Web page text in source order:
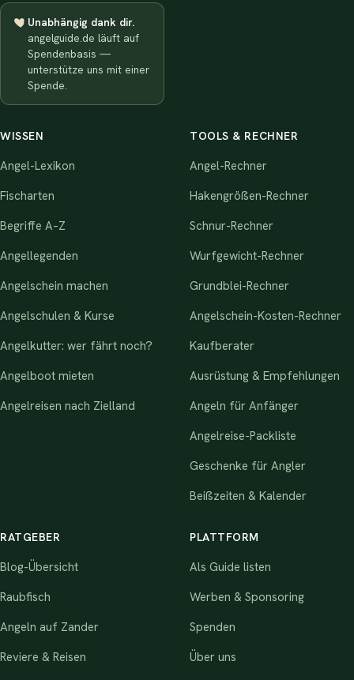
Unabhängig dank dir.
angelguide.de läuft auf
Spendenbasis —
unterstütze uns mit einer
Spende.
WISSEN
Angel-Lexikon
Fischarten
Begriffe A–Z
Angellegenden
Angelschein machen
Angelschulen & Kurse
Angelkutter: wer fährt noch?
Angelboot mieten
Angelreisen nach Zielland
TOOLS & RECHNER
Angel-Rechner
Hakengrößen-Rechner
Schnur-Rechner
Wurfgewicht-Rechner
Grundblei-Rechner
Angelschein-Kosten-Rechner
Kaufberater
Ausrüstung & Empfehlungen
Angeln für Anfänger
Angelreise-Packliste
Geschenke für Angler
Beißzeiten & Kalender
RATGEBER
Blog-Übersicht
Raubfisch
Angeln auf Zander
Reviere & Reisen
PLATTFORM
Als Guide listen
Werben & Sponsoring
Spenden
Über uns